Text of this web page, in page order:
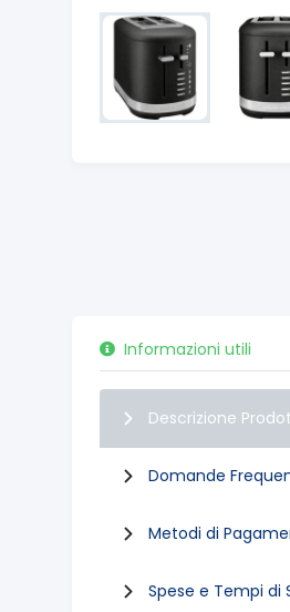
Informazioni utili
Descrizione
Domande
Metodi di
Spese e Tempi di